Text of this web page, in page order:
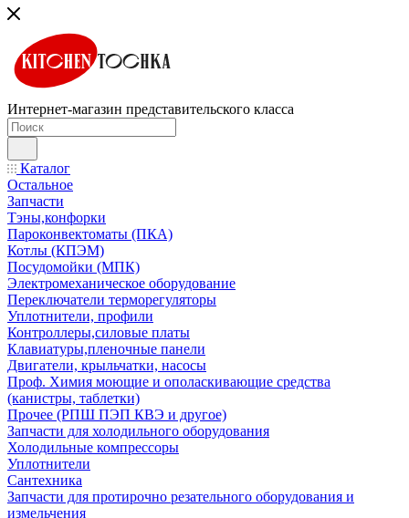
Интернет-магазин представительского класса
Каталог
Остальное
Запчасти
Тэны,конфорки
Пароконвектоматы (ПКА)
Котлы (КПЭМ)
Посудомойки (МПК)
Электромеханическое оборудование
Переключатели терморегуляторы
Уплотнители, профили
Контроллеры,силовые платы
Клавиатуры,пленочные панели
Двигатели, крыльчатки, насосы
Проф. Химия моющие и ополаскивающие средства
(канистры, таблетки)
Прочее (РПШ ПЭП КВЭ и другое)
Запчасти для холодильного оборудования
Холодильные компрессоры
Уплотнители
Сантехника
Запчасти для протирочно резательного оборудования и
измельчения